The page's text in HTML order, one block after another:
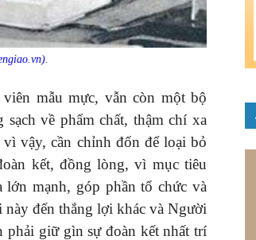
mẫu mực, vẫn còn một bộ
về phẩm chất, thậm chí xa
vậy, cần chỉnh đốn để loại bỏ
kết, đồng lòng, vì mục tiêu
mạnh, góp phần tổ chức và
này đến thắng lợi khác và Người
phải giữ gìn sự đoàn kết nhất trí